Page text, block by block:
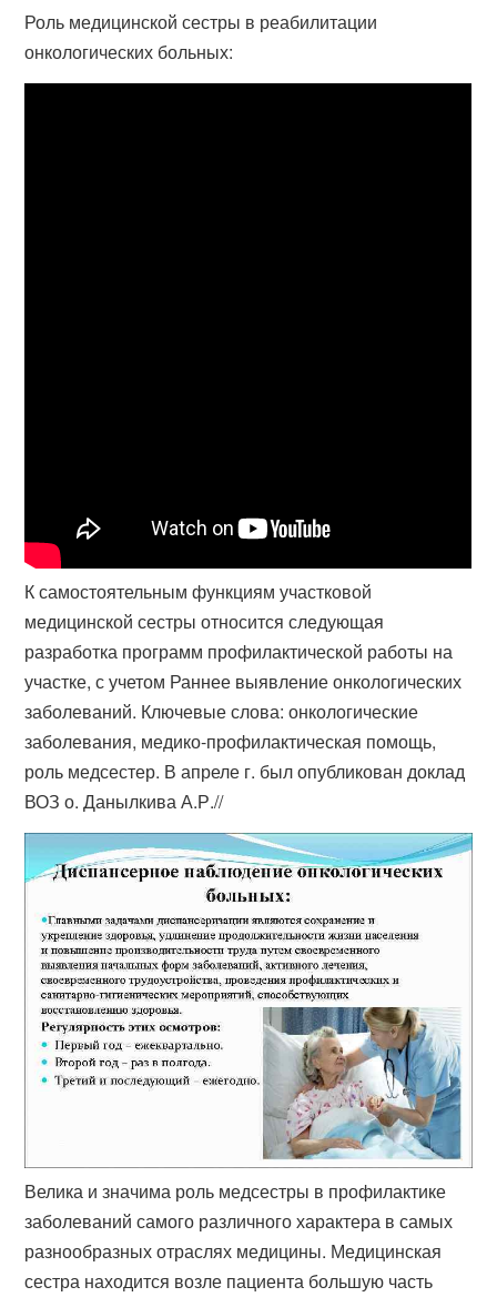
Роль медицинской сестры в реабилитации
онкологических больных:
К самостоятельным функциям участковой
медицинской сестры относится следующая
разработка программ профилактической работы на
участке, с учетом Раннее выявление онкологических
заболеваний. Ключевые слова: онкологические
заболевания, медико-профилактическая помощь,
роль медсестер. В апреле г. был опубликован доклад
ВОЗ о. Данылкива А.Р.//
Велика и значима роль медсестры в профилактике
заболеваний самого различного характера в самых
разнообразных отраслях медицины. Медицинская
сестра находится возле пациента большую часть